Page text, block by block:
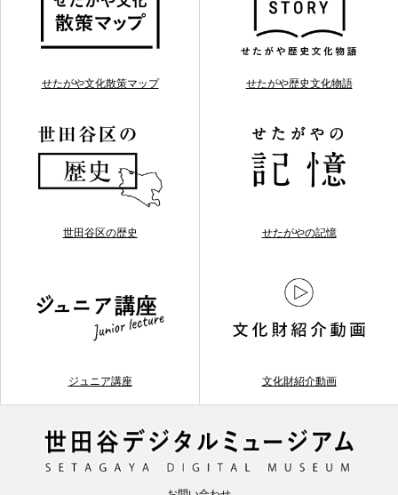
せたがや文化散策マップ せたがや歴史文化物語
世田谷区の歴史 せたがやの記憶
ジュニア講座 文化財紹介動画